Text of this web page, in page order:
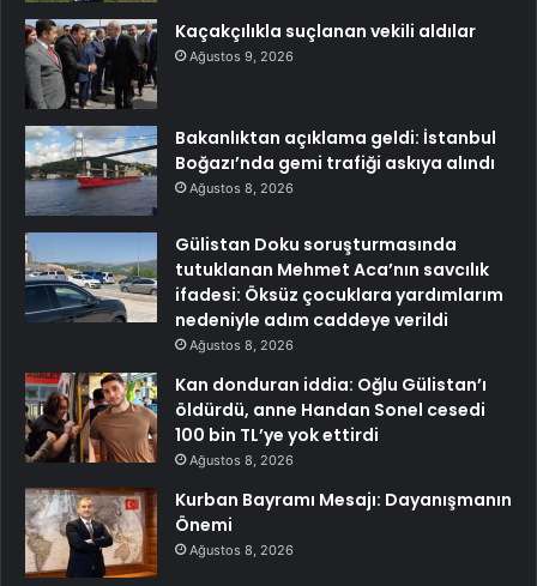
Kaçakçılıkla suçlanan vekili aldılar
Ağustos 9, 2026
Bakanlıktan açıklama geldi: İstanbul
Boğazı’nda gemi trafiği askıya alındı
Ağustos 8, 2026
Gülistan Doku soruşturmasında
tutuklanan Mehmet Aca’nın savcılık
ifadesi: Öksüz çocuklara yardımlarım
nedeniyle adım caddeye verildi
Ağustos 8, 2026
Kan donduran iddia: Oğlu Gülistan’ı
öldürdü, anne Handan Sonel cesedi
100 bin TL’ye yok ettirdi
Ağustos 8, 2026
Kurban Bayramı Mesajı: Dayanışmanın
Önemi
Ağustos 8, 2026